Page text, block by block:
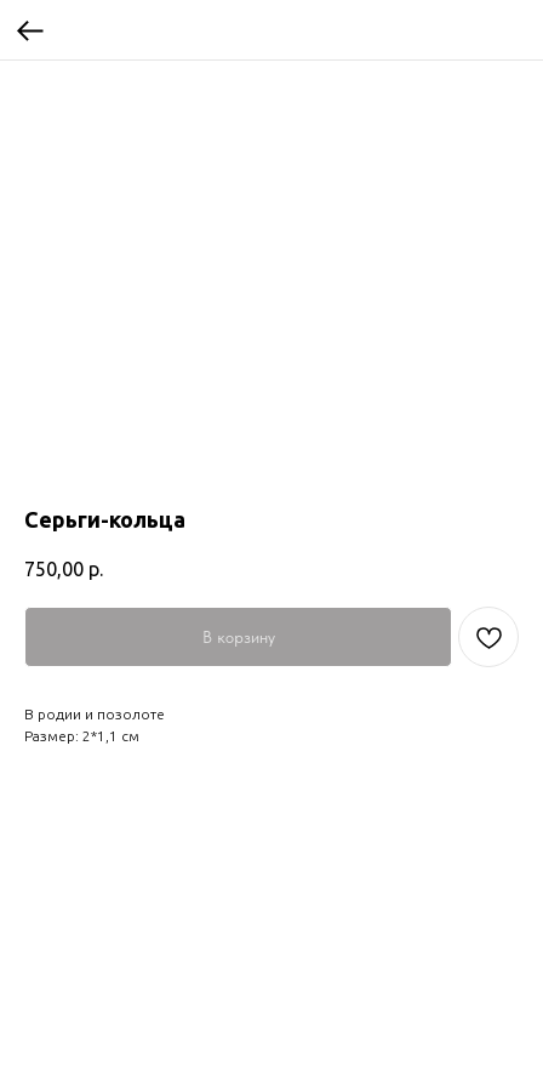
Серьги-кольца
750,00 р.
В корзину
В родии и позолоте
Размер: 2*1,1 см